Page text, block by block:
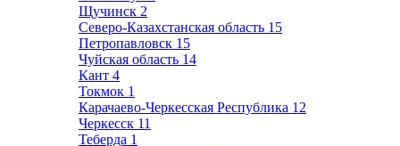
Щучинск 2
Северо-Казахстанская область 15
Петропавловск 15
Чуйская область 14
Кант 4
Токмок 1
Карачаево-Черкесская Республика 12
Черкесск 11
Теберда 1